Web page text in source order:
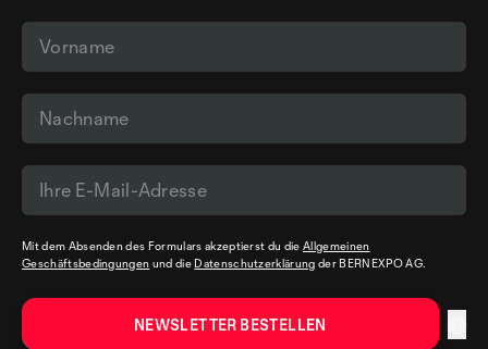
Mit dem Absenden des Formulars akzeptierst du dieAllgemeinen
Geschäftsbedingungen und die Datenschutzerklärung der BERNEXPO AG.